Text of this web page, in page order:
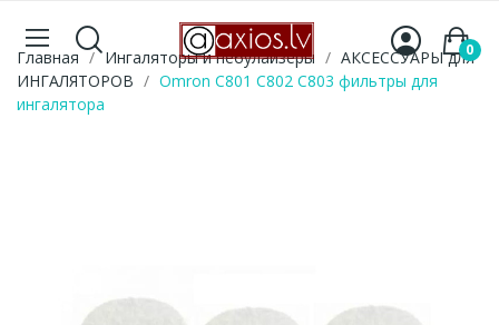
0
Главная Ингаляторы и небулайзеры
АКСЕССУАРЫ для
ИНГАЛЯТОРОВ
Omron C801 C802 C803 фильтры для
ингалятора